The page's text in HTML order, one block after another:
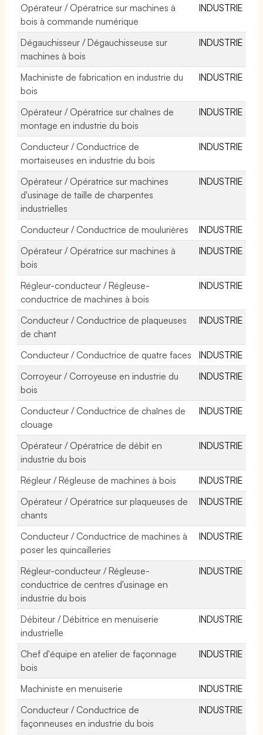
Opérateur / Opératrice sur machines à
bois à commande numérique
INDUSTRIE
Dégauchisseur / Dégauchisseuse sur
machines à bois
INDUSTRIE
Machiniste de fabrication en industrie du
bois
INDUSTRIE
Opérateur / Opératrice sur chaînes de
montage en industrie du bois
INDUSTRIE
Conducteur / Conductrice de
mortaiseuses en industrie du bois
INDUSTRIE
Opérateur / Opératrice sur machines
d'usinage de taille de charpentes
industrielles
INDUSTRIE
Conducteur / Conductrice de moulurières
INDUSTRIE
Opérateur / Opératrice sur machines à
bois
INDUSTRIE
Régleur-conducteur / Régleuse-
conductrice de machines à bois
INDUSTRIE
Conducteur / Conductrice de plaqueuses
de chant
INDUSTRIE
Conducteur / Conductrice de quatre faces
INDUSTRIE
Corroyeur / Corroyeuse en industrie du
bois
INDUSTRIE
Conducteur / Conductrice de chaînes de
clouage
INDUSTRIE
Opérateur / Opératrice de débit en
industrie du bois
INDUSTRIE
Régleur / Régleuse de machines à bois
INDUSTRIE
Opérateur / Opératrice sur plaqueuses de
chants
INDUSTRIE
Conducteur / Conductrice de machines à
poser les quincailleries
INDUSTRIE
Régleur-conducteur / Régleuse-
conductrice de centres d'usinage en
industrie du bois
INDUSTRIE
Débiteur / Débitrice en menuiserie
industrielle
INDUSTRIE
Chef d'équipe en atelier de façonnage
bois
INDUSTRIE
Machiniste en menuiserie
INDUSTRIE
Conducteur / Conductrice de
façonneuses en industrie du bois
INDUSTRIE